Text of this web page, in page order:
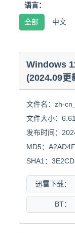
语言：
全部 中文
Windows
(2024.09更
文件名：zh-
文件大小：
发布时间：
MD5：
SHA1：
迅雷下载：
BT：